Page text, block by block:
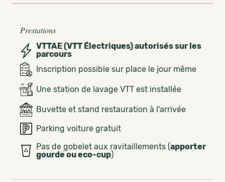
Prestations
VTTAE (VTT Électriques) autorisés sur les
parcours
Inscription possible sur place le jour même
Une station de lavage VTT est installée
Buvette et stand restauration à l'arrivée
Parking voiture gratuit
Pas de gobelet aux ravitaillements (apporter
gourde ou eco-cup)